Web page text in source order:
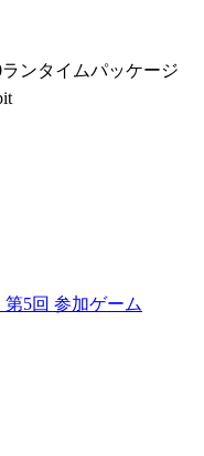
ンタイムパッケージ
5回 参加ゲーム